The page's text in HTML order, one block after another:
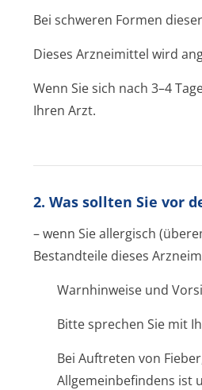
Bei schweren Formen
Dieses Arzneimittel wird
Wenn Sie sich nach 3–4
Ihren Arzt.
2. Was sollten Sie vor
– wenn Sie allergisch
Bestandteile dieses
Warnhinweise und
Bitte sprechen Sie mit
Bei Auftreten von
Allgemeinbefindens ist